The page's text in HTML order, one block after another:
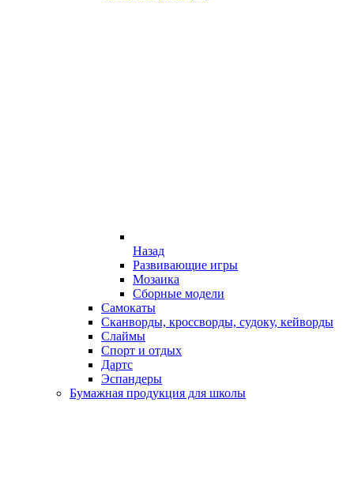
Назад
Развивающие игры
Мозаика
Сборные модели
Самокаты
Сканворды, кроссворды, судоку, кейворды
Слаймы
Спорт и отдых
Дартс
Эспандеры
Бумажная продукция для школы